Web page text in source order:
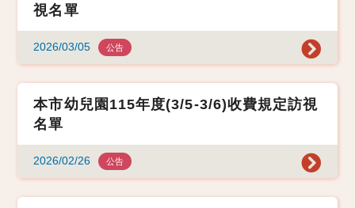
視名單
2026/03/05 公告
本市幼兒園115年度(3/5-3/6)收費規定訪視
名單
2026/02/26 公告